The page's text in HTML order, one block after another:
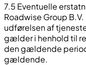
7.5 Eventuelle
Roadwise Group
udførelsen af
gælder i henhold til
den gældende
gældende.